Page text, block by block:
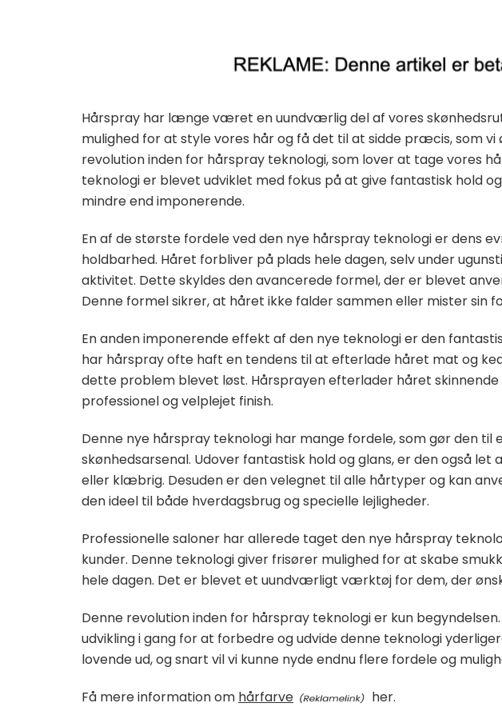
Hårspray har længe været en uundværlig del af vores
mulighed for at style vores hår og få det til at sidde præcis, som vi
revolution inden for hårspray teknologi, som lover at tage vores
teknologi er blevet udviklet med fokus på at give fantastisk hold
mindre end imponerende.
En af de største fordele ved den nye hårspray teknologi er dens
holdbarhed. Håret forbliver på plads hele dagen, selv under
aktivitet. Dette skyldes den avancerede formel, der er blevet
Denne formel sikrer, at håret ikke falder sammen eller mister sin
En anden imponerende effekt af den nye teknologi er den
har hårspray ofte haft en tendens til at efterlade håret mat og
dette problem blevet løst. Hårsprayen efterlader håret skinnende
professionel og velplejet finish.
Denne nye hårspray teknologi har mange fordele, som gør den
skønhedsarsenal. Udover fantastisk hold og glans, er den også
eller klæbrig. Desuden er den velegnet til alle hårtyper og kan
den ideel til både hverdagsbrug og specielle lejligheder.
Professionelle saloner har allerede taget den nye hårspray
kunder. Denne teknologi giver frisører mulighed for at skabe
hele dagen. Det er blevet et uundværligt værktøj for dem, der
Denne revolution inden for hårspray teknologi er kun
udvikling i gang for at forbedre og udvide denne teknologi
lovende ud, og snart vil vi kunne nyde endnu flere fordele og
Få mere information om hårfarve her.